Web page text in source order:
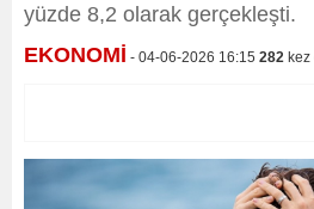
yüzde 8,2 olarak gerçekleşti.
EKONOMİ - 04-06-2026 16:15 282